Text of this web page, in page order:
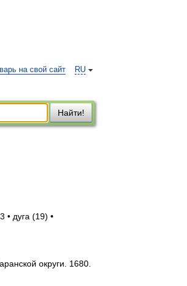
RU
на свой сайт
Найти!
• дуга (19) •
округи. 1680.